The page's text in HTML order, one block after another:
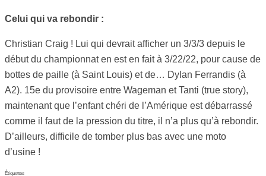
Celui qui va rebondir :
Christian Craig ! Lui qui devrait afficher un 3/3/3 depuis le
début du championnat en est en fait à 3/22/22, pour cause de
bottes de paille (à Saint Louis) et de… Dylan Ferrandis (à
A2). 15e du provisoire entre Wageman et Tanti (true story),
maintenant que l’enfant chéri de l’Amérique est débarrassé
comme il faut de la pression du titre, il n’a plus qu’à rebondir.
D’ailleurs, difficile de tomber plus bas avec une moto
d’usine !
Étiquettes